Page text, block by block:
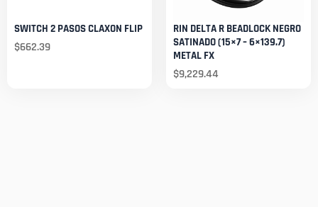
SWITCH 2 PASOS CLAXON FLIP
$662.39
RIN DELTA R BEADLOCK NEGRO
SATINADO (15×7 – 6×139.7)
METAL FX
$9,229.44